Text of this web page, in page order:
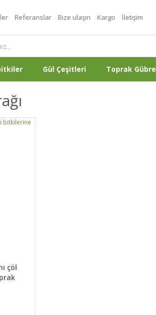
Referanslar Bize ulaşın Kargo İletişim
Gül Çeşitleri Toprak Gübre
EKLE
çöl